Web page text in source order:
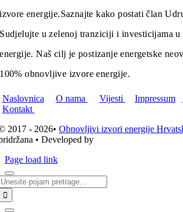
izvore energije.Saznajte kako postati član
Sudjelujte u zelenoj tranziciji i investicijama
energije. Naš cilj je postizanje energetske
100% obnovljive izvore energije.
Naslovnica O nama Vijesti Impressum
Kontakt
2017 - 2026•Obnovljivi izvori energije
• Developed by
Page load link